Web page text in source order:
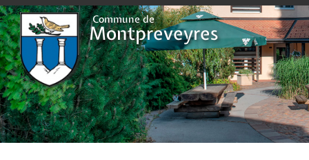
Plan du site Contact et horaires Pilier public Déchetterie Evènements Vie locale
Commune de
Montpreveyres